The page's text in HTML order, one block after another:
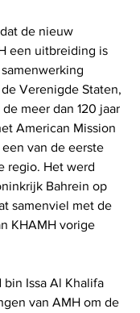
de nieuw
een uitbreiding is
Verenigde Staten,
meer dan 120 jaar
American Mission
een van de eerste
regio. Het werd
Bahrein op
samenviel met de
KHAMH vorige
bin Issa Al Khalifa
van AMH om de